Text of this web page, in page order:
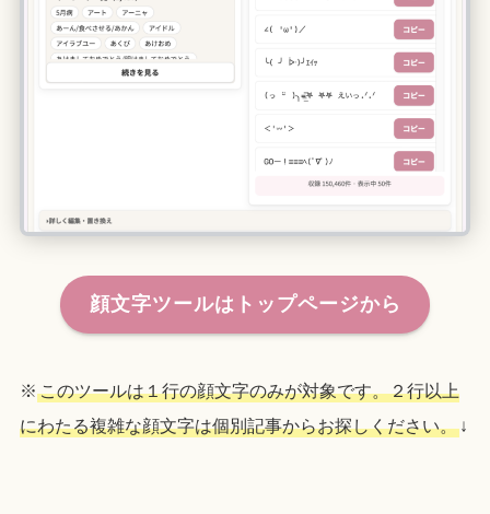
顔文字ツールはトップページから
※ このツールは１行の顔文字のみが対象です。２行以上
にわたる複雑な顔文字は個別記事からお探しください。↓